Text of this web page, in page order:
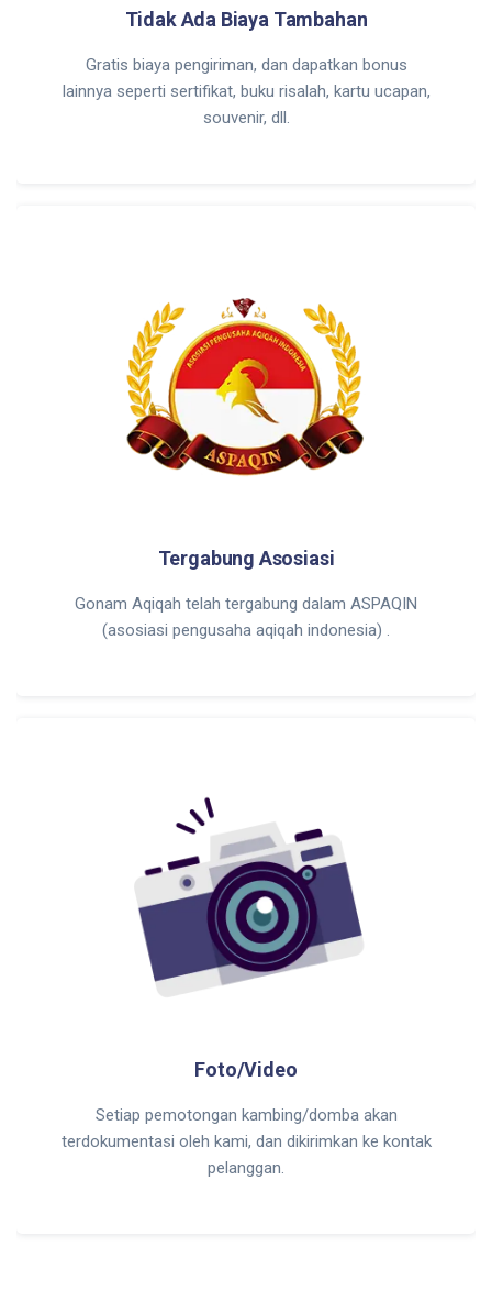
Tidak Ada Biaya Tambahan
Gratis biaya pengiriman, dan dapatkan bonus
lainnya seperti sertifikat, buku risalah, kartu ucapan,
souvenir, dll.
Tergabung Asosiasi
Gonam Aqiqah telah tergabung dalam ASPAQIN
(asosiasi pengusaha aqiqah indonesia) .
Foto/Video
Setiap pemotongan kambing/domba akan
terdokumentasi oleh kami, dan dikirimkan ke kontak
pelanggan.